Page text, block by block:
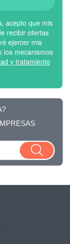
acepto que mis
recibir ofertas
ejercer mis
los mecanismos
y tratamiento